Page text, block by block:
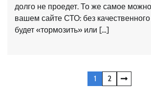
долго не проедет. То же самое можно
вашем сайте СТО: без качественного
будет «тормозить» или […]
1 2